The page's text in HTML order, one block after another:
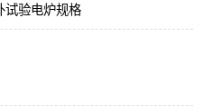
试验电炉规格